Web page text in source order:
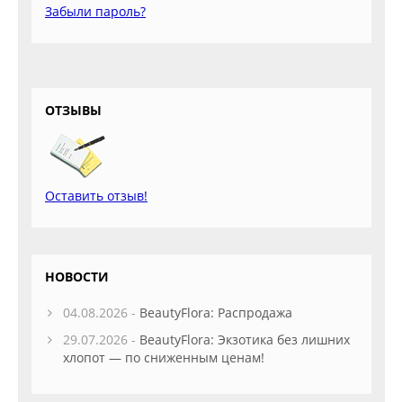
Забыли пароль?
ОТЗЫВЫ
Оставить отзыв!
НОВОСТИ
04.08.2026 - BeautyFlora: Распродажа
29.07.2026 - BeautyFlora: Экзотика без лишних
хлопот — по сниженным ценам!